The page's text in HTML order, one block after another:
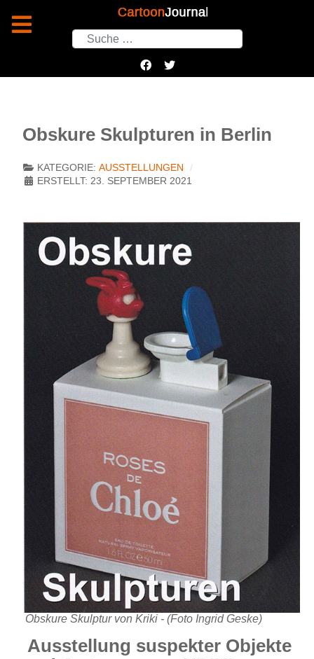
Suchen
Obskure Skulpturen in Berlin
KATEGORIE: AUSSTELLUNGEN
ERSTELLT: 23. SEPTEMBER 2021
Obskure Skulptur von Kriki - (Foto Ingrid Geske)
Ausstellung suspekter Objekte